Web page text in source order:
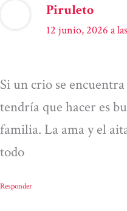
Piruleto
12 junio, 2026 a
Si un crio se
tendría que hacer es
familia. La ama y el
todo
Responder